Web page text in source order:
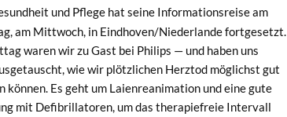
und Pflege hat seine Infor­ma­tion­sreise am
am Mittwoch, in Eindhoven/Niederlande fort­ge­set­zt.
waren wir zu Gast bei Philips — und haben uns
wie wir plöt­zlichen Herz­tod möglichst gut
kön­nen. Es geht um Laien­re­an­i­ma­tion und eine gute
mit Defib­ril­la­toren, um das ther­a­piefreie Inter­vall